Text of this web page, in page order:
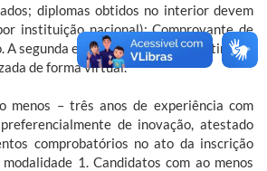
diplomas obtidos no interior devem
instituição nacional); Comprovante de
segunda etapa da seleção consistirá em
de forma virtual.
menos – três anos de experiência com
de inovação, atestado
comprobatórios no ato da inscrição
1. Candidatos com ao menos